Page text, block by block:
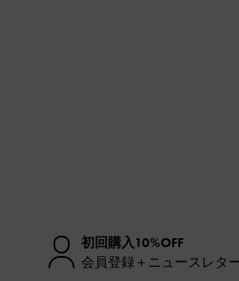
初回購入10%OFF
会員登録＋ニュースレタ